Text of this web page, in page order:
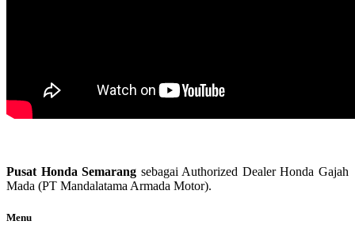
Pusat Honda Semarang sebagai Authorized Dealer Honda Gajah
Mada (PT Mandalatama Armada Motor).
Menu